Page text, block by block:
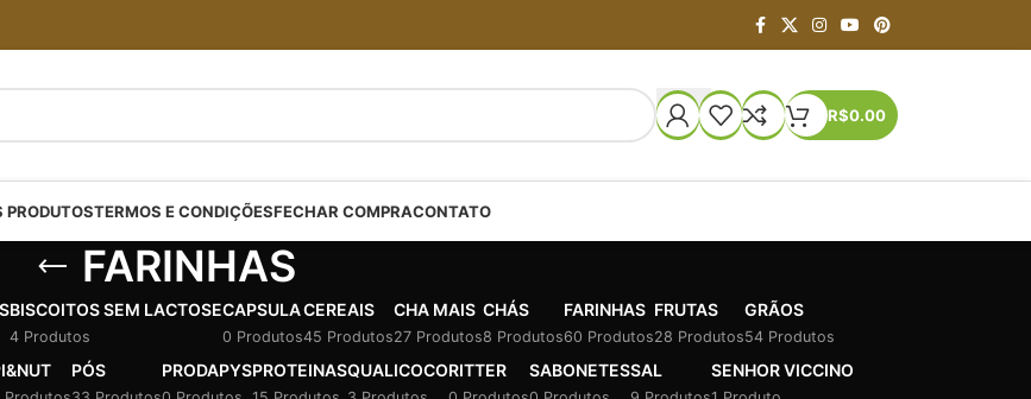
R$0.00
PRODUTOSTERMOS E CONDIÇÕESFECHAR COMPRACONTATO
FARINHAS
BISCOITOS SEM LACTOSE
4 Produtos
CAPSULA
0 Produtos
CEREAIS
45 Produtos
CHA MAIS
27 Produtos
CHÁS
8 Produtos
FARINHAS
60 Produtos
FRUTAS
28 Produtos
GRÃOS
54 Produtos
PÓS PRODAPYSPROTEINASQUALICOCORITTER SABONETESSAL SENHOR VICCINO